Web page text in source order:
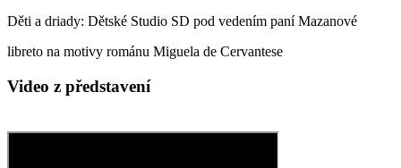
Děti a driady: Dětské Studio SD pod vedením paní Mazanové
libreto na motivy románu Miguela de Cervantese
Video z představení